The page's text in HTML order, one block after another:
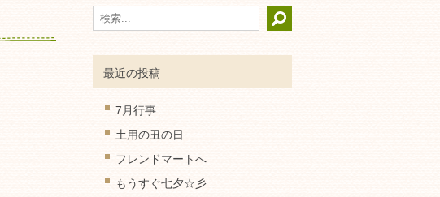
最近の投稿
7月行事
土用の丑の日
フレンドマートへ
もうすぐ七夕☆彡